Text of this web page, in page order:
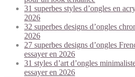
31 superbes styles d’ongles en
2026
32 superbes designs d’ongles
2026
27 superbes designs d’ongles
essayer en 2026
31 styles d’art d’ongles
essayer en 2026